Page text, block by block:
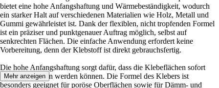
bietet eine hohe Anfangshaftung und Wärmebeständigkeit, wodurch
ein starker Halt auf verschiedenen Materialien wie Holz, Metall und
Gummi gewährleistet ist. Dank der flexiblen, nicht tropfenden Formel
ist ein präziser und punktgenauer Auftrag möglich, selbst auf
senkrechten Flächen. Die einfache Anwendung erfordert keine
Vorbereitung, denn der Klebstoff ist direkt gebrauchsfertig.
Die hohe Anfangshaftung sorgt dafür, dass die Klebeflächen sofort
sicher verbunden werden können. Die Formel des Klebers ist
besonders geeignet für poröse Oberflächen sowie für Dämm- und
Mehr anzeigen